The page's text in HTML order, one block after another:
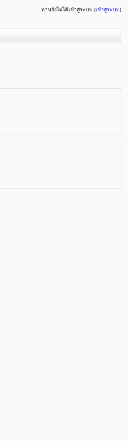
ท่านยังไม่ได้เข้าสู่ระบบ (เข้าสู่ระบบ)